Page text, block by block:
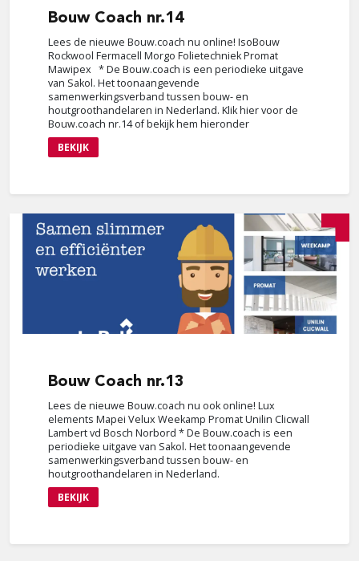
BouwCoach nr.14
Lees de nieuwe Bouw.coach nu online! IsoBouw
Rockwool Fermacell Morgo Folietechniek Promat
Mawipex * De Bouw.coach is een periodieke uitgave
van Sakol. Het toonaangevende
samenwerkingsverband tussen bouw- en
houtgroothandelaren in Nederland. Klik hier voor de
Bouw.coach nr.14 of bekijk hem hieronder
BEKIJK
BouwCoach nr.13
Lees de nieuwe Bouw.coach nu ook online! Lux
elements Mapei Velux Weekamp Promat Unilin Clicwall
Lambert vd Bosch Norbord * De Bouw.coach is een
periodieke uitgave van Sakol. Het toonaangevende
samenwerkingsverband tussen bouw- en
houtgroothandelaren in Nederland.
BEKIJK